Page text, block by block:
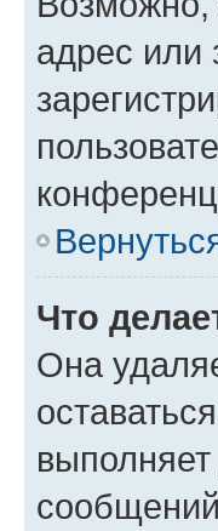
адрес или
Что
Она